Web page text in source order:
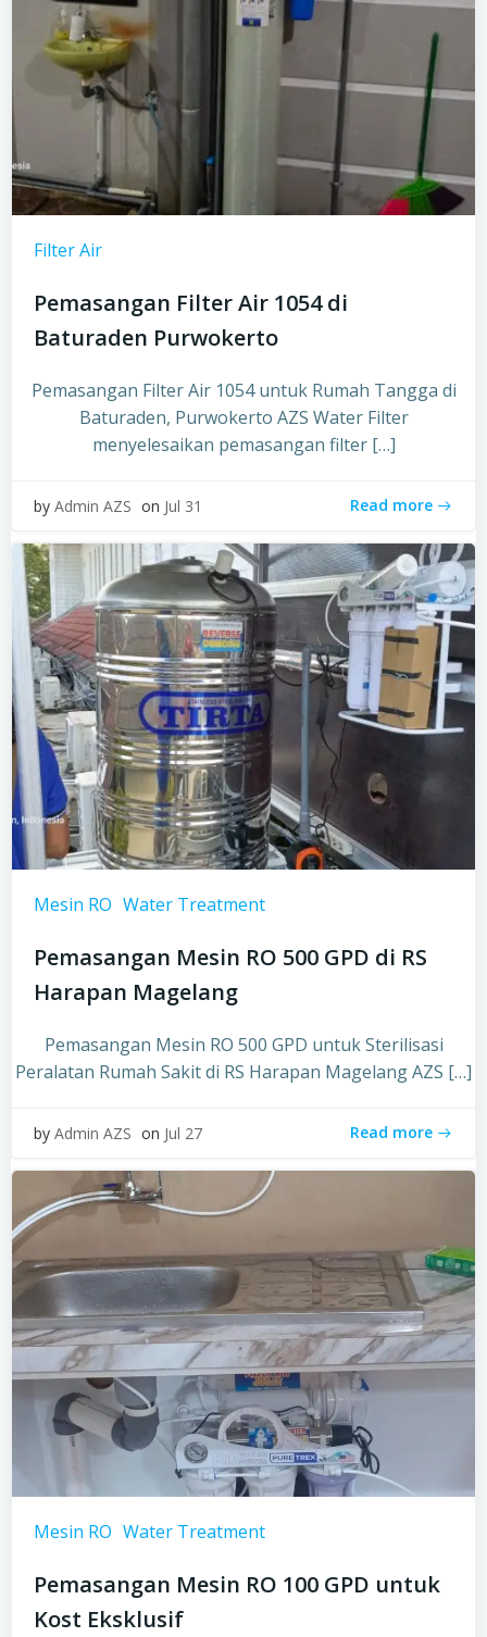
Filter Air
Pemasangan Filter Air 1054 di
Baturaden Purwokerto
Pemasangan Filter Air 1054 untuk Rumah Tangga di
Baturaden, Purwokerto AZS Water Filter
menyelesaikan pemasangan filter […]
by Admin AZS on Jul 31 Read more
Mesin RO Water Treatment
Pemasangan Mesin RO 500 GPD di RS
Harapan Magelang
Pemasangan Mesin RO 500 GPD untuk Sterilisasi
Peralatan Rumah Sakit di RS Harapan Magelang AZS […]
by Admin AZS on Jul 27 Read more
Mesin RO Water Treatment
Pemasangan Mesin RO 100 GPD untuk
Kost Eksklusif